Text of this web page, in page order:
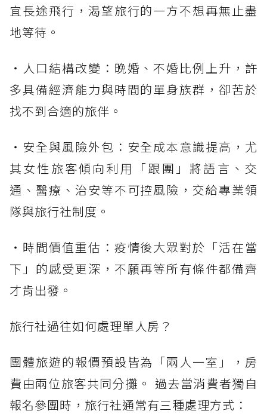
宜長途飛行，渴望旅行的一方不想再無止盡
地等待。
・人口結構改變：晚婚、不婚比例上升，許
多具備經濟能力與時間的單身族群，卻苦於
找不到合適的旅伴。
・安全與風險外包：安全成本意識提高，尤
其女性旅客傾向利用「跟團」將語言、交
通、醫療、治安等不可控風險，交給專業領
隊與旅行社制度。
・時間價值重估：疫情後大眾對於「活在當
下」的感受更深，不願再等所有條件都備齊
才肯出發。
旅行社過往如何處理單人房？
團體旅遊的報價預設皆為「兩人一室」，房
費由兩位旅客共同分攤。 過去當消費者獨自
報名參團時，旅行社通常有三種處理方式：